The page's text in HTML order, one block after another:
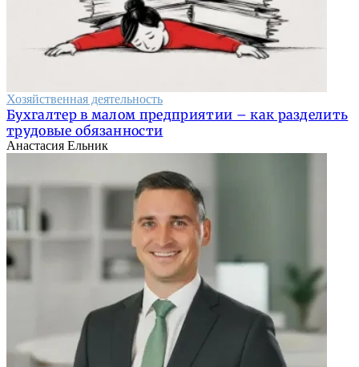
Хозяйственная деятельность
Бухгалтер в малом предприятии – как разделить
трудовые обязанности
Анастасия Ельник